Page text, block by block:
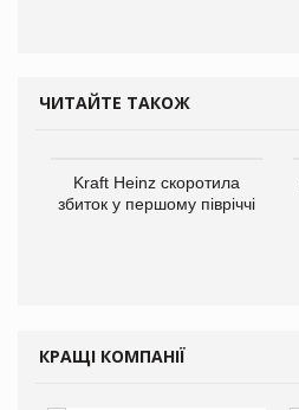
ЧИТАЙТЕ ТАКОЖ
Kraft Heinz скоротила
збиток у першому півріччі
КРАЩІ КОМПАНІЇ